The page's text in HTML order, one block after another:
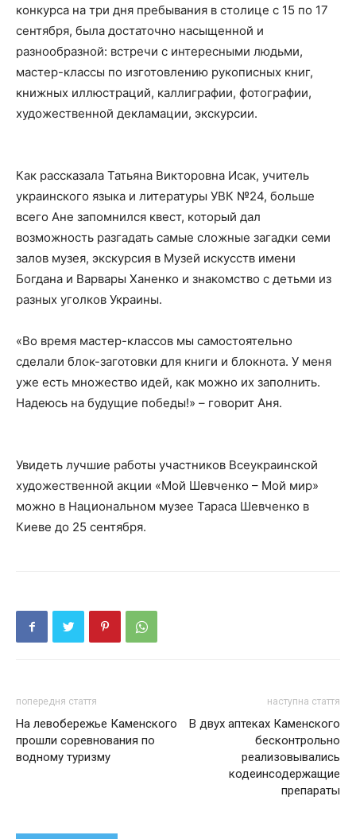
конкурса на три дня пребывания в столице с 15 по 17
сентября, была достаточно насыщенной и
разнообразной: встречи с интересными людьми,
мастер-классы по изготовлению рукописных книг,
книжных иллюстраций, каллиграфии, фотографии,
художественной декламации, экскурсии.
Как рассказала Татьяна Викторовна Исак, учитель
украинского языка и литературы УВК №24, больше
всего Ане запомнился квест, который дал
возможность разгадать самые сложные загадки семи
залов музея, экскурсия в Музей искусств имени
Богдана и Варвары Ханенко и знакомство с детьми из
разных уголков Украины.
«Во время мастер-классов мы самостоятельно
сделали блок-заготовки для книги и блокнота. У меня
уже есть множество идей, как можно их заполнить.
Надеюсь на будущие победы!» – говорит Аня.
Увидеть лучшие работы участников Всеукраинской
художественной акции «Мой Шевченко – Мой мир»
можно в Национальном музее Тараса Шевченко в
Киеве до 25 сентября.
попередня стаття
На левобережье Каменского
прошли соревнования по
водному туризму
наступна стаття
В двух аптеках Каменского
бесконтрольно
реализовывались
кодеинсодержащие
препараты